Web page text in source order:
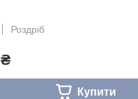
Роздріб
₴
Купити